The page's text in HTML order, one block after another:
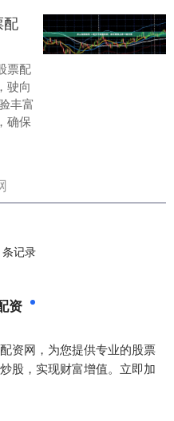
配
票配
驶向
丰富
确保
记录
资
资网，为您提供专业的股票
股，实现财富增值。立即加